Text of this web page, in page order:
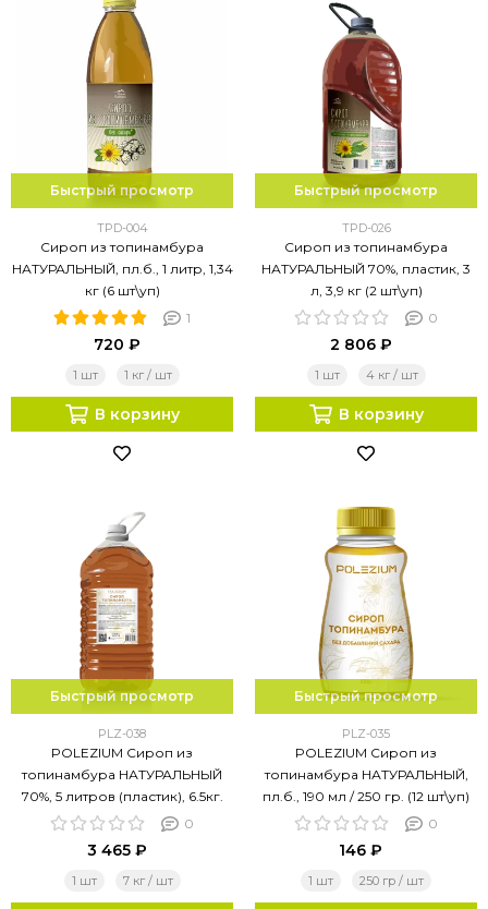
Быстрый просмотр
TPD-004
Сироп из топинамбура
НАТУРАЛЬНЫЙ, пл.б., 1 литр, 1,34
кг (6 шт\уп)
1
720 ₽
1 шт 1 кг / шт
В корзину
Быстрый просмотр
TPD-026
Сироп из топинамбура
НАТУРАЛЬНЫЙ 70%, пластик, 3
л, 3,9 кг (2 шт\уп)
0
2 806 ₽
1 шт 4 кг / шт
В корзину
Быстрый просмотр
PLZ-038
POLEZIUM Сироп из
топинамбура НАТУРАЛЬНЫЙ
70%, 5 литров (пластик), 6.5кг.
0
3 465 ₽
1 шт 7 кг / шт
Быстрый просмотр
PLZ-035
POLEZIUM Сироп из
топинамбура НАТУРАЛЬНЫЙ,
пл.б., 190 мл / 250 гр. (12 шт\уп)
0
146 ₽
1 шт 250 гр / шт